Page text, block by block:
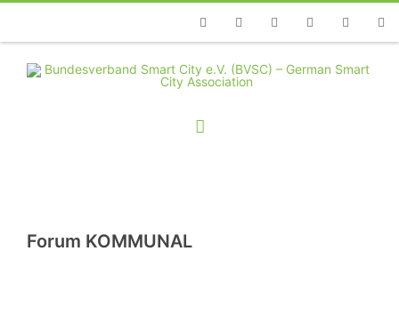
TelefonFacebookTwitterYoutubeInstagramLinkedin
Forum KOMMUNAL